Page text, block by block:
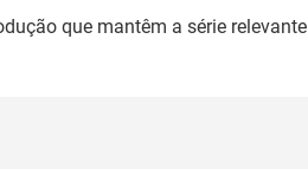
que mantêm a série